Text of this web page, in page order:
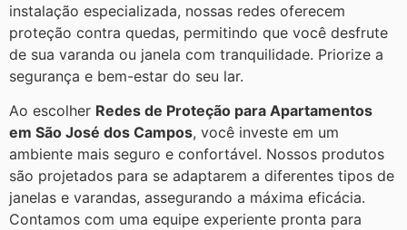
instalação especializada, nossas redes oferecem
proteção contra quedas, permitindo que você desfrute
de sua varanda ou janela com tranquilidade. Priorize a
segurança e bem-estar do seu lar.
Ao escolher Redes de Proteção para Apartamentos
em São José dos Campos, você investe em um
ambiente mais seguro e confortável. Nossos produtos
são projetados para se adaptarem a diferentes tipos de
janelas e varandas, assegurando a máxima eficácia.
Contamos com uma equipe experiente pronta para